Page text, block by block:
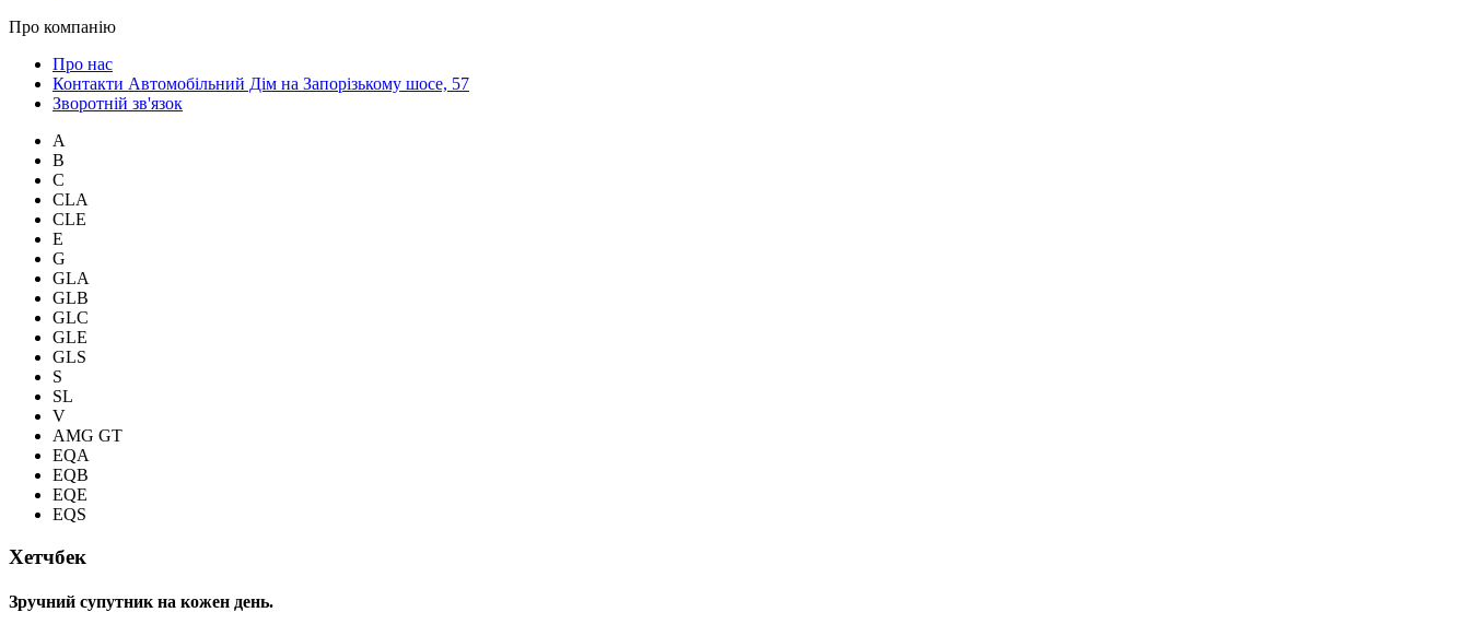
Про компанію
Про нас
Контакти Автомобільний Дім на Запорізькому шосе, 57
Зворотній зв'язок
A
B
C
CLA
CLE
E
G
GLA
GLB
GLC
GLE
GLS
S
SL
V
AMG GT
EQA
EQB
EQE
EQS
Хетчбек
Зручний супутник на кожен день.